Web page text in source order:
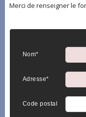
Merci de renseigner le
Nom*
Adresse*
Code postal